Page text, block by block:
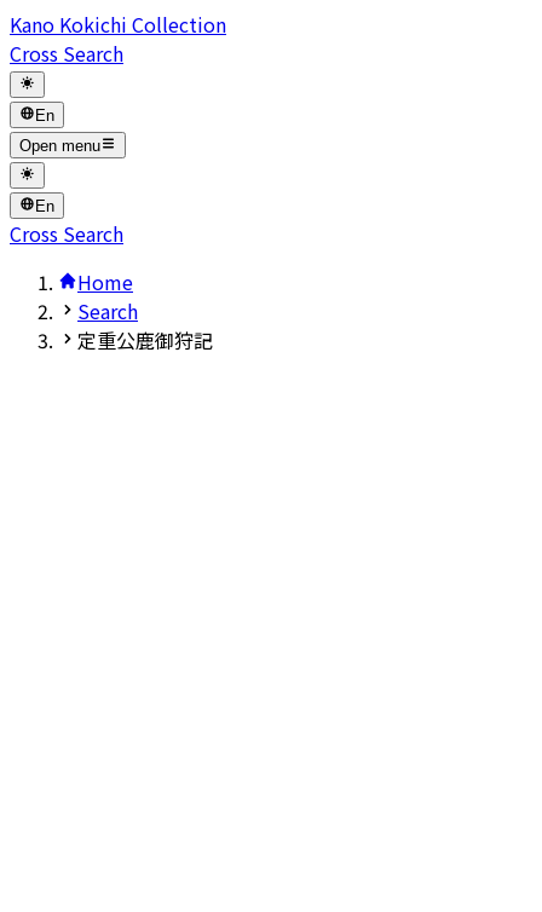
Kano Kokichi Collection
Cross Search
En
Open menu
En
Cross Search
Home
Search
定重公鹿御狩記